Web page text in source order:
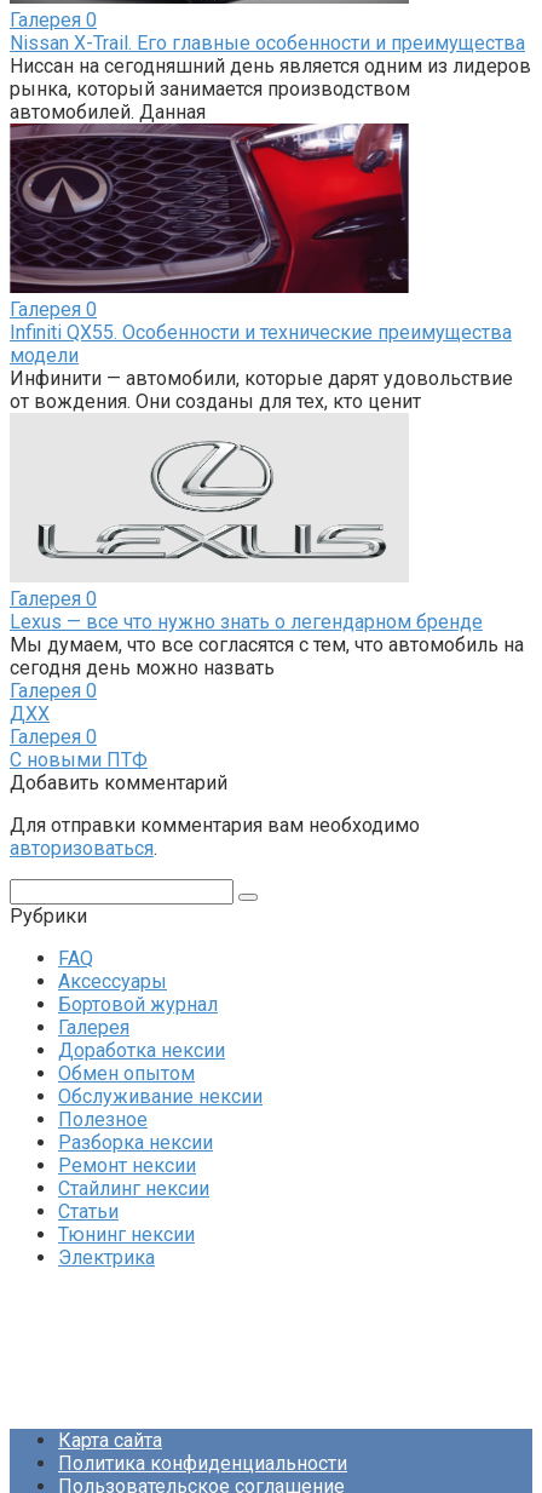
Галерея 0
Nissan X-Trail. Его главные особенности и преимущества
Ниссан на сегодняшний день является одним из лидеров
рынка, который занимается производством
автомобилей. Данная
Галерея 0
Infiniti QX55. Особенности и технические преимущества
модели
Инфинити — автомобили, которые дарят удовольствие
от вождения. Они созданы для тех, кто ценит
Галерея 0
Lexus — все что нужно знать о легендарном бренде
Мы думаем, что все согласятся с тем, что автомобиль на
сегодня день можно назвать
Галерея 0
ДХХ
Галерея 0
С новыми ПТФ
Добавить комментарий
Для отправки комментария вам необходимо
авторизоваться.
Рубрики
FAQ
Аксессуары
Бортовой журнал
Галерея
Доработка нексии
Обмен опытом
Обслуживание нексии
Полезное
Разборка нексии
Ремонт нексии
Стайлинг нексии
Статьи
Тюнинг нексии
Электрика
Карта сайта
Политика конфиденциальности
Пользовательское соглашение